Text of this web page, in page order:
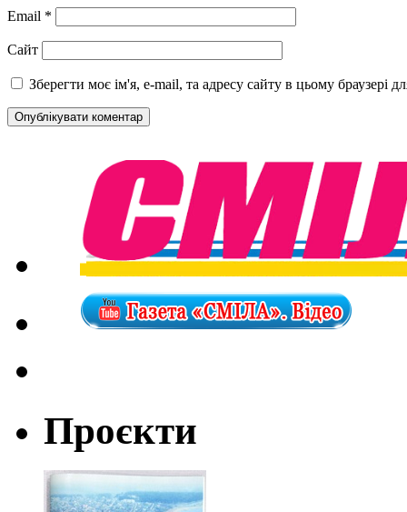
Email *
Сайт
Зберегти моє ім'я, e-mail, та адресу сайту в цьому браузері
Проєкти